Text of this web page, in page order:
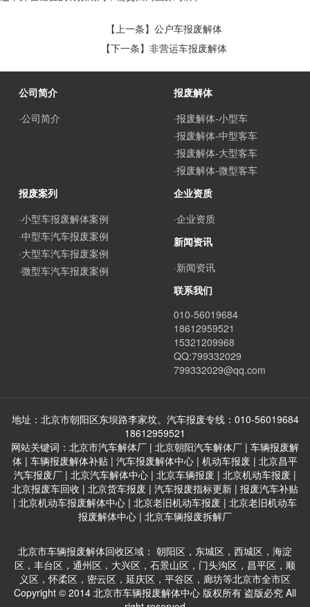
【上一条】 公户车报废解体
【下一条】 非营运车报废解体
公司简介
·公司简介
报废解体
·报废解体-小型车
·报废解体-中型客车
·报废解体-大型客车
·报废解体-微型客车
报废案列
·小型车报废解体案例
·中型车汽车报废案例
·大型车汽车报废案例
·微型车汽车报废案例
企业资质
·企业资质
新闻资讯
·新闻资讯
联系我们
010-56019684
18612959521
15321209968
QQ:799332029
799332029@qq.com
地址：北京市朝阳区东坝路李家坟。汽车报废专线：010-56019684
18612959521
网站关键词：北京市汽车解体厂 | 北京朝阳汽车解体厂 | 车辆报废解
体 | 车辆报废解体补贴 | 汽车报废解体中心 | 机动车报废 | 北京昌平
汽车报废厂 | 北京汽车解体中心 | 北京车辆报废 | 北京机动车报废 |
北京报废车回收 | 北京货车报废 | 汽车报废指标更新 | 报废汽车补贴
| 北京机动车报废解体中心 | 北京老旧机动车报废 | 北京老旧机动车
报废解体中心 | 北京车辆报废拆解厂
北京市车辆报废解体回收区域： 朝阳区，东城区，西城区，海淀
区，丰台区，通州区，大兴区，石景山区，门头沟区，昌平区，顺
义区，怀柔区，密云区，延庆区，平谷区，廊坊等北京市全市区
Copyright © 2014 北京市车辆报废解体中心 版权所有 盗版必究 All